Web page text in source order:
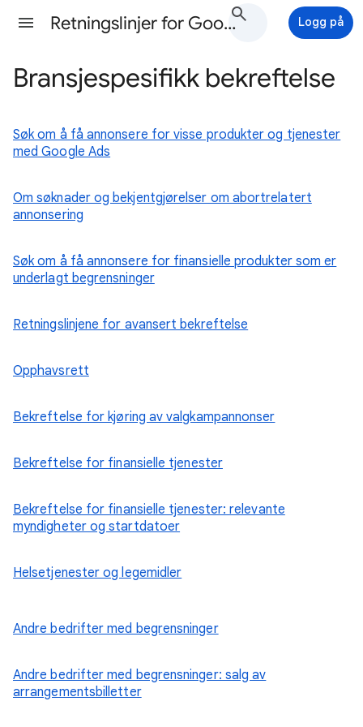
Retningslinjer for Google Ads-annonsering Hjelp Logg på
Bransjespesifikk bekreftelse
Søk om å få annonsere for visse produkter og tjenester
med Google Ads
Om søknader og bekjentgjørelser om abortrelatert
annonsering
Søk om å få annonsere for finansielle produkter som er
underlagt begrensninger
Retningslinjene for avansert bekreftelse
Opphavsrett
Bekreftelse for kjøring av valgkampannonser
Bekreftelse for finansielle tjenester
Bekreftelse for finansielle tjenester: relevante
myndigheter og startdatoer
Helsetjenester og legemidler
Andre bedrifter med begrensninger
Andre bedrifter med begrensninger: salg av
arrangementsbilletter